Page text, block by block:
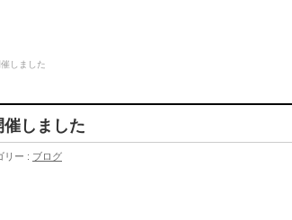
しました
しました
リー : ブログ